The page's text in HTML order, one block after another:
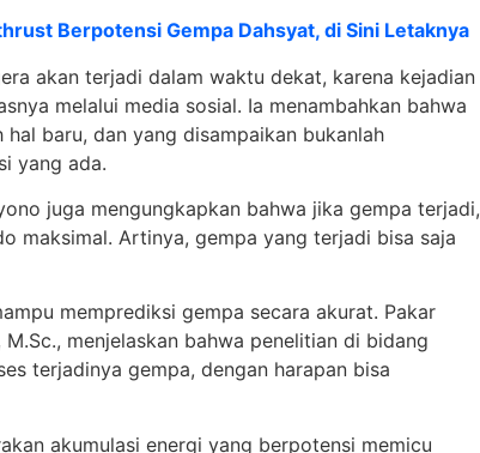
Berpotensi Gempa Dahsyat, di Sini Letaknya
akan terjadi dalam waktu dekat, karena kejadian
melalui media sosial. Ia menambahkan bahwa
baru, dan yang disampaikan bukanlah
yang ada.
juga mengungkapkan bahwa jika gempa terjadi,
maksimal. Artinya, gempa yang terjadi bisa saja
memprediksi gempa secara akurat. Pakar
menjelaskan bahwa penelitian di bidang
terjadinya gempa, dengan harapan bisa
akumulasi energi yang berpotensi memicu